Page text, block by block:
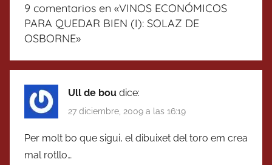
9 comentarios en «VINOS ECONÓMICOS
PARA QUEDAR BIEN (I): SOLAZ DE
OSBORNE»
Ull de bou dice:
27 diciembre, 2009 a las 16:19
Per molt bo que sigui, el dibuixet del toro em crea
mal rotllo…